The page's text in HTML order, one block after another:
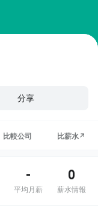
分享
比較公司 比薪水↗
-
平均月薪
0
薪水情報